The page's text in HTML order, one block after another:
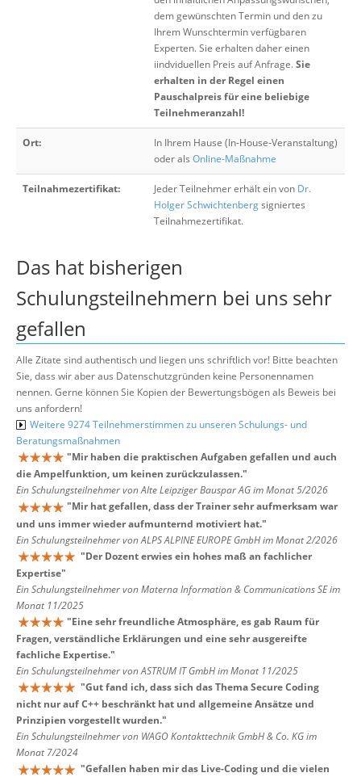
dem gewünschten Termin und den zu
Ihrem Wunschtermin verfügbaren
Experten. Sie erhalten daher einen
iindviduellen Preis auf Anfrage.Sie
erhalten in der Regel einen
Pauschalpreis für eine beliebige
Teilnehmeranzahl!
Ort:
In Ihrem Hause (In-House-Veranstaltung)
oder als Online-Maßnahme
Teilnahmezertifikat: Jeder Teilnehmer erhält ein von Dr.
Holger Schwichtenbergsigniertes
Teilnahmezertifikat.
Das hat bisherigen
Schulungsteilnehmern bei uns sehr
gefallen
Alle Zitate sind authentisch und liegen uns schriftlich vor! Bitte beachten
Sie, dass wir aber aus Datenschutzgründen keine Personennamen
nennen. Gerne können Sie Kopien der Bewertungsbögen als Beweis bei
uns anfordern!
Weitere 9274 Teilnehmerstimmen zu unseren Schulungs- und
Beratungsmaßnahmen
"Mir haben die praktischen Aufgaben gefallen und auch
die Ampelfunktion, um keinen zurückzulassen."
Ein Schulungsteilnehmer von Alte Leipziger Bauspar AG im Monat 5/2026
"Mir hat gefallen, dass der Trainer sehr aufmerksam war
und uns immer wieder aufmunternd motiviert hat."
Ein Schulungsteilnehmer von ALPS ALPINE EUROPE GmbH im Monat 2/2026
"Der Dozent erwies ein hohes maß an fachlicher
Expertise"
Ein Schulungsteilnehmer von Materna Information & Communications SE im
Monat 11/2025
"Eine sehr freundliche Atmosphäre, es gab Raum für
Fragen, verständliche Erklärungen und eine sehr ausgereifte
fachliche Expertise."
Ein Schulungsteilnehmer von ASTRUM IT GmbH im Monat 11/2025
"Gut fand ich, dass sich das Thema Secure Coding
nicht nur auf C++ beschränkt hat und allgemeine Ansätze und
Prinzipien vorgestellt wurden."
Ein Schulungsteilnehmer von WAGO Kontakttechnik GmbH & Co. KG im
Monat 7/2024
"Gefallen haben mir das Live-Coding und die vielen